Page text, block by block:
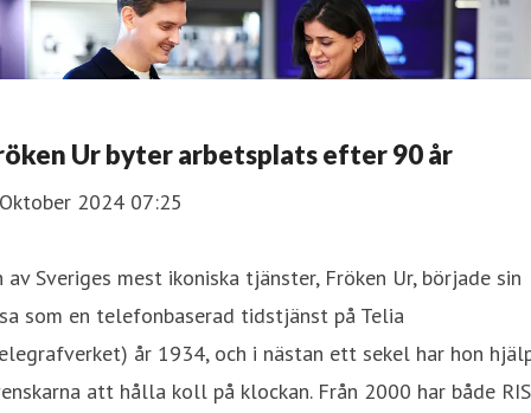
Ur byter arbetsplats efter 90 år
2024 07:25
av Sveriges mest ikoniska tjänster, Fröken Ur, började sin
som en telefonbaserad tidstjänst på Telia
år 1934, och i nästan ett sekel har hon
att hålla koll på klockan. Från 2000 har både